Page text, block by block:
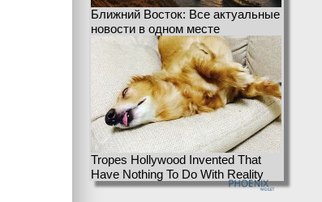
Ближний Восток: Все актуальные
новости в одном месте
Tropes Hollywood Invented That
Have Nothing To Do With Reality